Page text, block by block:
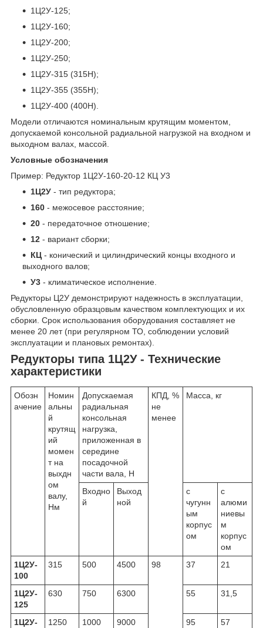
1Ц2У-125;
1Ц2У-160;
1Ц2У-200;
1Ц2У-250;
1Ц2У-315 (315Н);
1Ц2У-355 (355Н);
1Ц2У-400 (400Н).
Модели отличаются номинальным крутящим моментом,
допускаемой консольной радиальной нагрузкой на входном и
выходном валах, массой.
Условные обозначения
Пример: Редуктор 1Ц2У-160-20-12 КЦ У3
1Ц2У - тип редуктора;
160 - межосевое расстояние;
20 - передаточное отношение;
12 - вариант сборки;
КЦ - конический и цилиндрический концы входного и
выходного валов;
У3 - климатическое исполнение.
Редукторы Ц2У демонстрируют надежность в эксплуатации,
обусловленную образцовым качеством комплектующих и их
сборки. Срок использования оборудования составляет не
менее 20 лет (при регулярном ТО, соблюдении условий
эксплуатации и плановых ремонтах).
Редукторы типа 1Ц2У - Технические
характеристики
Обозн
ачение
Номин
альны
й
крутящ
ий
момен
т на
выхдн
ом
валу,
Нм
Допускаемая
радиальная
консольная
нагрузка,
приложенная в
середине
посадочной
части вала, Н
КПД, %
не
менее
Масса, кг
Входно
й
Выход
ной
с
чугунн
ым
корпус
ом
с
алюми
ниевы
м
корпус
ом
1Ц2У-
100
315 500 4500 98 37 21
1Ц2У-
125
630 750 6300 55 31,5
1Ц2У- 1250 1000 9000 95 57